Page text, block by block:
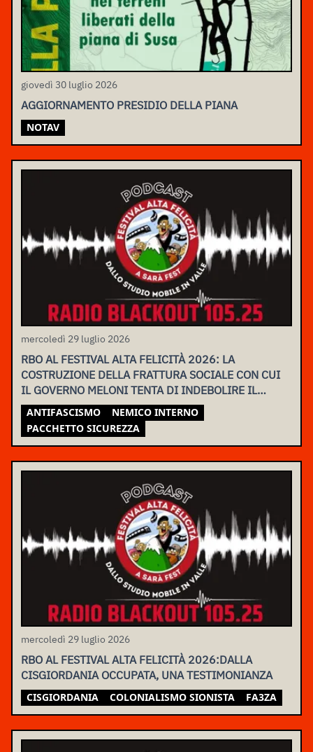
giovedì 30 luglio 2026
AGGIORNAMENTO PRESIDIO DELLA PIANA
NOTAV
mercoledì 29 luglio 2026
RBO AL FESTIVAL ALTA FELICITÀ 2026: LA
COSTRUZIONE DELLA FRATTURA SOCIALE CON CUI
IL GOVERNO MELONI TENTA DI INDEBOLIRE IL
MOVIMENTO
ANTIFASCISMO
NEMICO INTERNO
PACCHETTO SICUREZZA
mercoledì 29 luglio 2026
RBO AL FESTIVAL ALTA FELICITÀ 2026:DALLA
CISGIORDANIA OCCUPATA, UNA TESTIMONIANZA
CISGIORDANIA COLONIALISMO SIONISTA FA3ZA